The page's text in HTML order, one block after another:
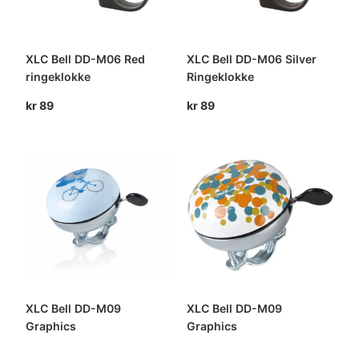
XLC Bell DD-M06 Red
ringeklokke
kr89
XLC Bell DD-M06 Silver
Ringeklokke
kr89
XLC Bell DD-M09
Graphics
XLC Bell DD-M09
Graphics